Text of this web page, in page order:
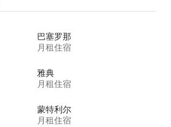
巴塞罗那
月租住宿
雅典
月租住宿
蒙特利尔
月租住宿